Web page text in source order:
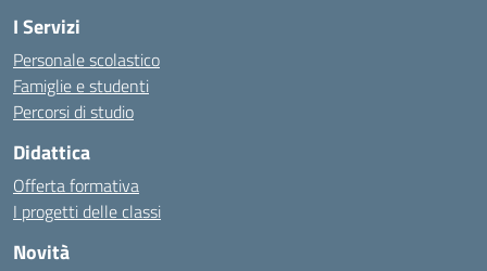
I Servizi
Personale scolastico
Famiglie e studenti
Percorsi di studio
Didattica
Offerta formativa
I progetti delle classi
Novità